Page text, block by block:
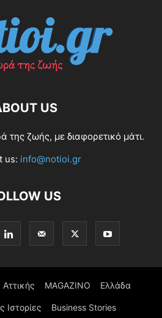
US
της ζωής, με διαφορετικό μάτι.
us: info@notioi.gr
US
MAGAZINO Ελλάδα
Ιστορίες Business Stories